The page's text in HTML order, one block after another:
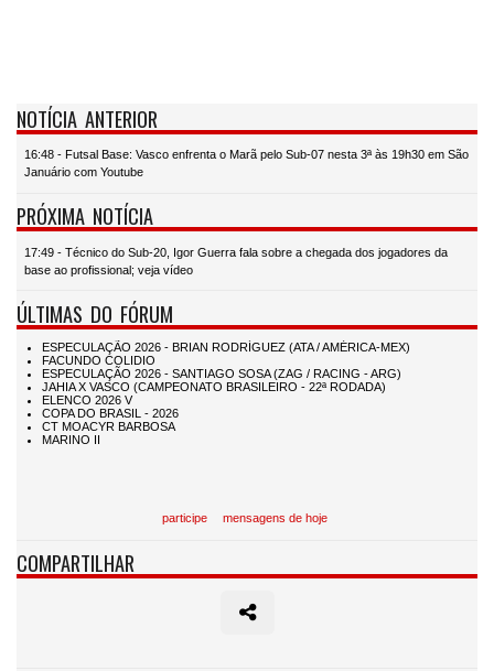
NOTÍCIA ANTERIOR
16:48 - Futsal Base: Vasco enfrenta o Marã pelo Sub-07 nesta 3ª às 19h30 em São
Januário com Youtube
PRÓXIMA NOTÍCIA
17:49 - Técnico do Sub-20, Igor Guerra fala sobre a chegada dos jogadores da
base ao profissional; veja vídeo
ÚLTIMAS DO FÓRUM
participe mensagens de hoje
COMPARTILHAR